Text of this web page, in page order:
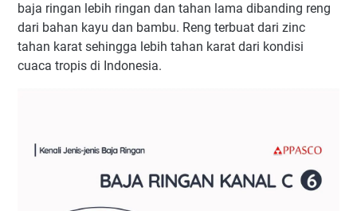
baja ringan lebih ringan dan tahan lama dibanding reng
dari bahan kayu dan bambu. Reng terbuat dari zinc
tahan karat sehingga lebih tahan karat dari kondisi
cuaca tropis di Indonesia.